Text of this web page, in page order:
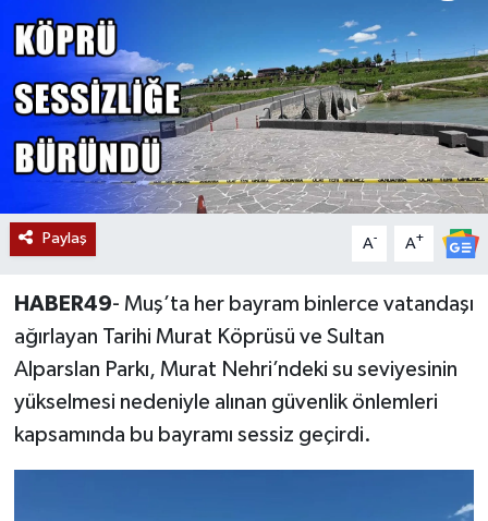
Paylaş A- A+
HABER49- Muş’ta her bayram binlerce vatandaşı
ağırlayan Tarihi Murat Köprüsü ve Sultan
Alparslan Parkı, Murat Nehri’ndeki su seviyesinin
yükselmesi nedeniyle alınan güvenlik önlemleri
kapsamında bu bayramı sessiz geçirdi.
Kültür Sanat
Muş
Hasköy
Korkut
Varto